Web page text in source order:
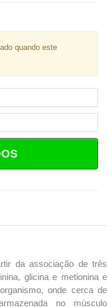
quando este
da associação de três
glicina e metionina e
onde cerca de
no músculo